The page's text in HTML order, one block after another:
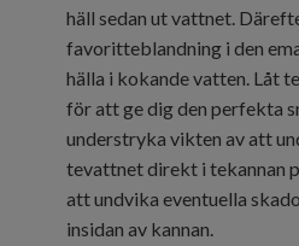
häll sedan ut vattnet.
favoritteblandning i den
hälla i kokande vatten. Låt
för att ge dig den perfekta
understryka vikten av att
tevattnet direkt i tekannan
att undvika eventuella
insidan av kannan.